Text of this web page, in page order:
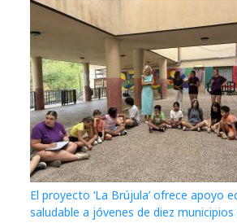
El proyecto ‘La Brújula’ ofrece apoyo
saludable a jóvenes de diez municipios